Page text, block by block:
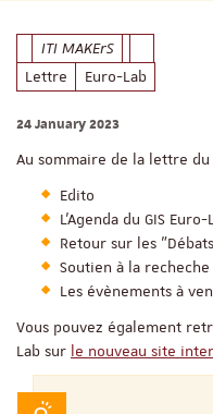
ITI MAKErS
Lettre
Euro-Lab
24 January 2023
Au sommaire de la lettre du
Edito
L'Agenda du GIS Euro-
Retour sur les
Soutien à la
Les évènements à
Vous pouvez également
Lab sur le nouveau site